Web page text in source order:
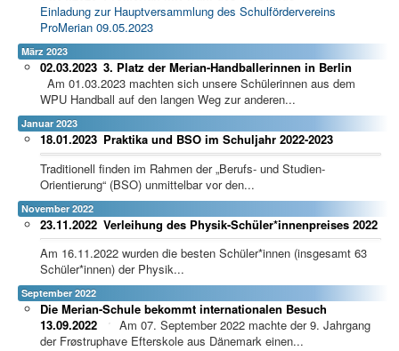
Einladung zur Hauptversammlung des Schulfördervereins
ProMerian 09.05.2023
März 2023
3. Platz der Merian-Handballerinnen in Berlin
02.03.2023
Am 01.03.2023 machten sich unsere Schülerinnen aus dem
WPU Handball auf den langen Weg zur anderen...
Januar 2023
Praktika und BSO im Schuljahr 2022-2023
18.01.2023
Traditionell finden im Rahmen der „Berufs- und Studien-
Orientierung“ (BSO) unmittelbar vor den...
November 2022
Verleihung des Physik-Schüler*innenpreises 2022
23.11.2022
Am 16.11.2022 wurden die besten Schüler*innen (insgesamt 63
Schüler*innen) der Physik...
September 2022
Die Merian-Schule bekommt internationalen Besuch
13.09.2022
Am 07. September 2022 machte der 9. Jahrgang
der Frøstruphave Efterskole aus Dänemark einen...